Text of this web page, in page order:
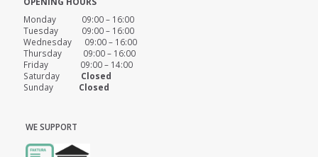
Monday 09:00 – 16:00
Tuesday 09:00 – 16:00
Wednesday 09:00 – 16:00
Thursday 09:00 – 16:00
Friday 09:00 – 14:00
Saturday Closed
Sunday Closed
WE SUPPORT